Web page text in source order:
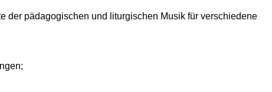
der pädagogischen und liturgischen Musik für verschiedene